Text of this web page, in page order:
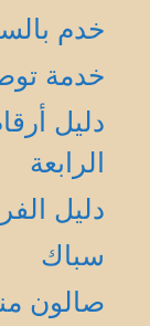
خدم
خدمة
دليل
الرابعة
دليل
سباك
صالون